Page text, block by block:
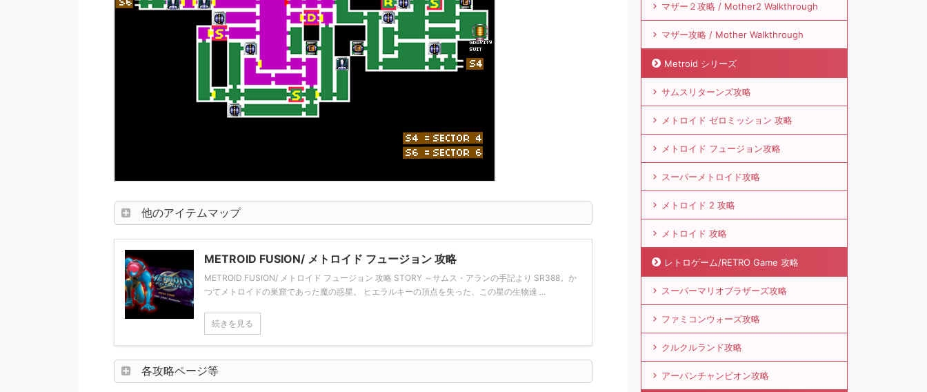
他のアイテムマップ
METROID FUSION/ メトロイド フュージョン 攻略
METROID FUSION/ メトロイド フュージョン 攻略 STORY ～サムス・アランの手記より SR388。か
つてメトロイドの巣窟であった魔の惑星。 ヒエラルキーの頂点を失った、この星の生物達 ...
続きを見る
各攻略ページ等
マザー２攻略 / Mother2 Walkthrough
マザー攻略 / Mother Walkthrough
Metroid シリーズ
サムスリターンズ攻略
メトロイド ゼロミッション 攻略
メトロイド フュージョン攻略
スーパーメトロイド攻略
メトロイド 2 攻略
メトロイド 攻略
レトロゲーム/RETRO Game 攻略
スーパーマリオブラザーズ攻略
ファミコンウォーズ攻略
クルクルランド攻略
アーバンチャンピオン攻略